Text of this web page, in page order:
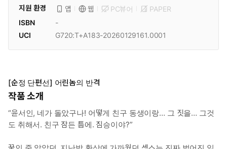
지원 환경
앱 웹 PC뷰어
PAPER
ISBN
-
UCI
G720:T+A183-20260129161.0001
[순정 단편선] 어린놈의 반격
작품 소개
“윤서인, 네가 돌았구나! 어떻게 친구 동생이랑… 그 짓을… 그것
도 취해서. 친구 잠든 틈에. 짐승이야?”